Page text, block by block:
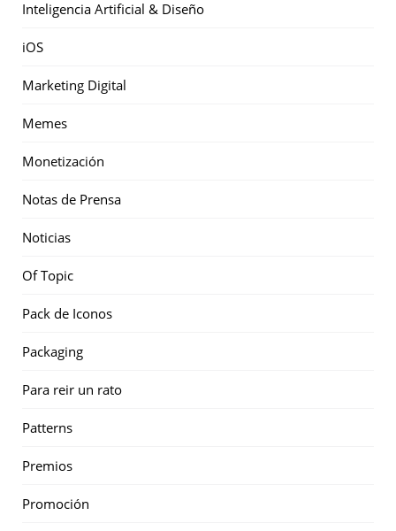
Inteligencia Artificial & Diseño
iOS
Marketing Digital
Memes
Monetización
Notas de Prensa
Noticias
Of Topic
Pack de Iconos
Packaging
Para reir un rato
Patterns
Premios
Promoción